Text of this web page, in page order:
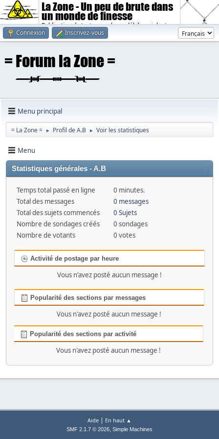
La Zone - Un peu de brute dans
un monde de finesse
Publication de textes sombres, débiles, violents.
Connexion
Inscrivez-vous
Menu principal
= La Zone = ► Profil de A.B ► Voir les statistiques
Menu
Statistiques générales - A.B
Temps total passé en ligne
0 minutes.
Total des messages
0 messages
Total des sujets commencés
0 Sujets
Nombre de sondages créés
0 sondages
Nombre de votants
0 votes
Activité de postage par heure
Vous n'avez posté aucun message !
Popularité des sections par messages
Vous n'avez posté aucun message !
Popularité des sections par activité
Vous n'avez posté aucun message !
Aide | En haut ▲
SMF 2.1.7 © 2026, Simple Machines